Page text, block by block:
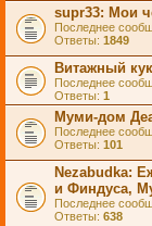
supr33: Мои
Последнее
Ответы: 1849
Витажный
Последнее
Ответы: 1
Муми-дом
Последнее
Ответы: 101
Nezabudka:
и Финдуса,
Последнее
Ответы: 638